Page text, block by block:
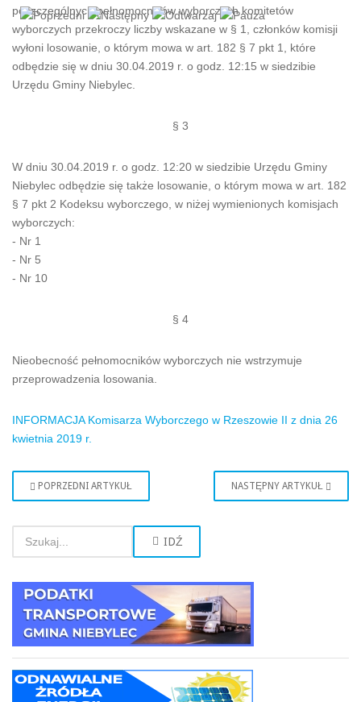
poszczególnych pełnomocników wyborczych komitetów
wyborczych przekroczy liczby wskazane w § 1, członków komisji
wyłoni losowanie, o którym mowa w art. 182 § 7 pkt 1, które
odbędzie się w dniu 30.04.2019 r. o godz. 12:15 w siedzibie
Urzędu Gminy Niebylec.
§ 3
W dniu 30.04.2019 r. o godz. 12:20 w siedzibie Urzędu Gminy
Niebylec odbędzie się także losowanie, o którym mowa w art. 182
§ 7 pkt 2 Kodeksu wyborczego, w niżej wymienionych komisjach
wyborczych:
- Nr 1
- Nr 5
- Nr 10
§ 4
Nieobecność pełnomocników wyborczych nie wstrzymuje
przeprowadzenia losowania.
INFORMACJA Komisarza Wyborczego w Rzeszowie II z dnia 26
kwietnia 2019 r.
POPRZEDNI ARTYKUŁ NASTĘPNY ARTYKUŁ
IDŹ